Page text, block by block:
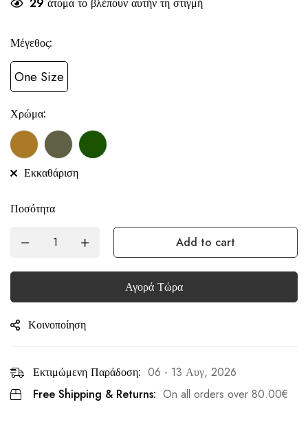
29 άτομα το βλέπουν αυτήν τη στιγμή
Μέγεθος:
One Size
Χρώμα:
Εκκαθάριση
Ποσότητα
Add to cart
Αγορά Τώρα
Κοινοποίηση
Εκτιμώμενη Παράδοση: 06 - 13 Αυγ, 2026
Free Shipping & Returns: On all orders over 80.00€